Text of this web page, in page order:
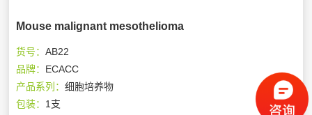
Mouse malignant mesothelioma
货号：AB22
品牌： ECACC
产品系列：细胞培养物
包装： 1支